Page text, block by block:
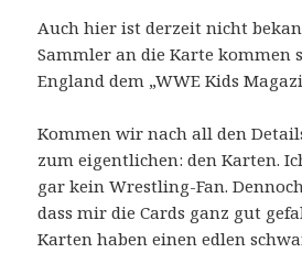
Auch hier ist derzeit nicht
Sammler an die Karte kommen
England dem „WWE Kids
Kommen wir nach all den
zum eigentlichen: den Karten.
gar kein Wrestling-Fan.
dass mir die Cards ganz gut
Karten haben einen edlen